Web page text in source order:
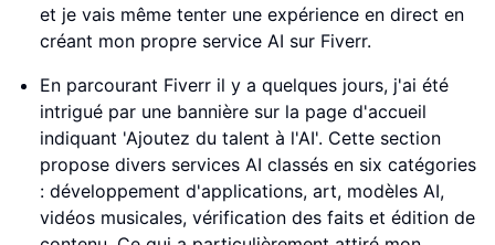
et je vais même tenter une expérience en direct en
créant mon propre service AI sur Fiverr.
En parcourant Fiverr il y a quelques jours, j'ai été
intrigué par une bannière sur la page d'accueil
indiquant 'Ajoutez du talent à l'AI'. Cette section
propose divers services AI classés en six catégories
: développement d'applications, art, modèles AI,
vidéos musicales, vérification des faits et édition de